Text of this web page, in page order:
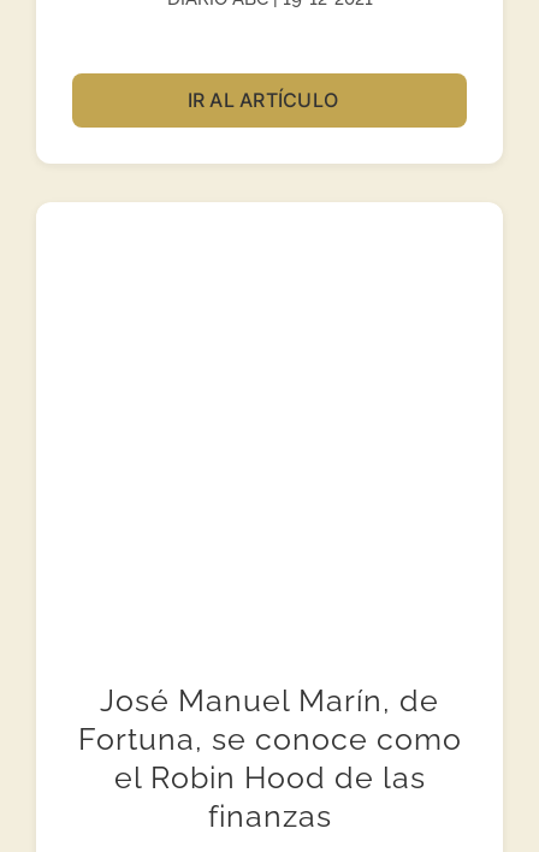
IR AL ARTÍCULO
José Manuel Marín, de
Fortuna, se conoce como
el Robin Hood de las
finanzas